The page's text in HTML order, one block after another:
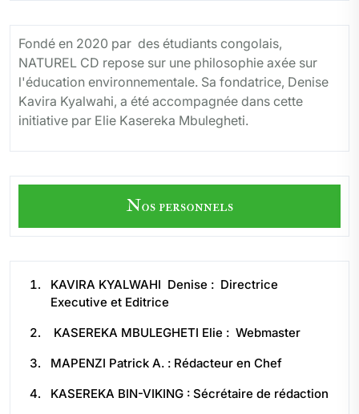
Fondé en 2020 par des étudiants congolais,
NATUREL CD repose sur une philosophie axée sur
l'éducation environnementale. Sa fondatrice, Denise
Kavira Kyalwahi, a été accompagnée dans cette
initiative par Elie Kasereka Mbulegheti.
Nos personnels
KAVIRA KYALWAHI Denise : Directrice
Executive et Editrice
KASEREKA MBULEGHETI Elie : Webmaster
MAPENZI Patrick A. : Rédacteur en Chef
KASEREKA BIN-VIKING : Sécrétaire de rédaction